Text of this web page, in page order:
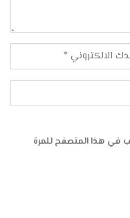
في هذا المتصفح للمرة